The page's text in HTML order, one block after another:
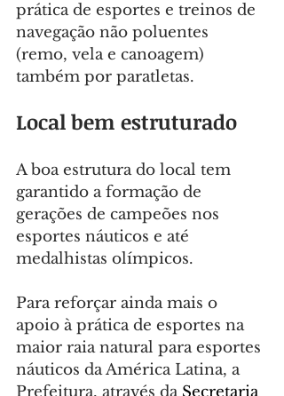
prática de esportes e treinos de
navegação não poluentes
(remo, vela e canoagem)
também por paratletas.
Local bem estruturado
A boa estrutura do local tem
garantido a formação de
gerações de campeões nos
esportes náuticos e até
medalhistas olímpicos.
Para reforçar ainda mais o
apoio à prática de esportes na
maior raia natural para esportes
náuticos da América Latina, a
Prefeitura, através da Secretaria